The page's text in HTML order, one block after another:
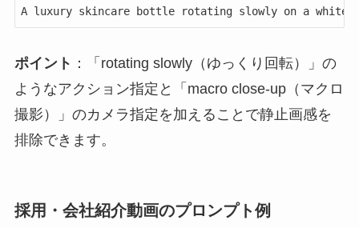
A luxury skincare bottle rotating slowly on a white
ポイント ：「rotating slowly（ゆっくり回転）」の
ようなアクション指定と「macro close-up（マクロ
撮影）」のカメラ指定を加えることで静止画感を
排除できます。
採用・会社紹介動画のプロンプト例